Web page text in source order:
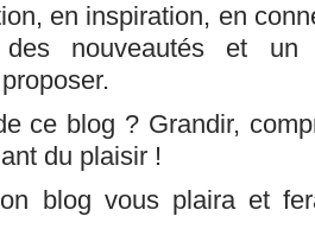
en inspiration, en
des nouveautés et
ce blog ? Grandir,
du plaisir !
blog vous plaira et